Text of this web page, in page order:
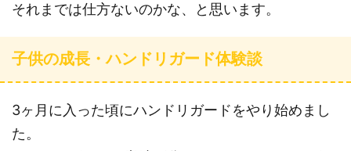
それまでは仕方ないのかな、と思います。
子供の成長・ハンドリガード体験談
3ヶ月に入った頃にハンドリガードをやり始めまし
た。